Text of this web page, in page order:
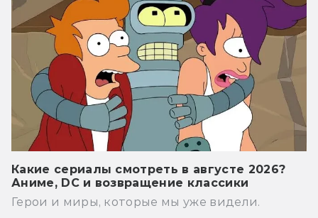
Какие сериалы смотреть в августе 2026?
Аниме, DC и возвращение классики
Герои и миры, которые мы уже видели.